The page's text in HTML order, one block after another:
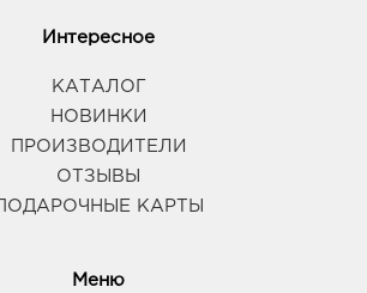
Интересное
КАТАЛОГ
НОВИНКИ
ПРОИЗВОДИТЕЛИ
ОТЗЫВЫ
ПОДАРОЧНЫЕ КАРТЫ
Меню